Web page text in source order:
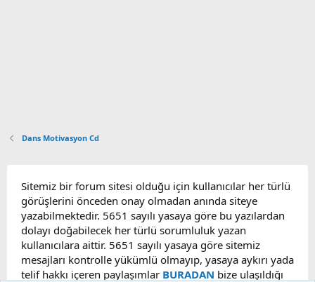
Dans Motivasyon Cd
Sitemiz bir forum sitesi olduğu için kullanıcılar her türlü
görüşlerini önceden onay olmadan anında siteye
yazabilmektedir. 5651 sayılı yasaya göre bu yazılardan
dolayı doğabilecek her türlü sorumluluk yazan
kullanıcılara aittir. 5651 sayılı yasaya göre sitemiz
mesajları kontrolle yükümlü olmayıp, yasaya aykırı yada
telif hakkı içeren paylaşımlar BURADAN bize ulaşıldığı